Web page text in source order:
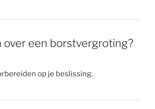
over een borstvergroting?
op je beslissing.